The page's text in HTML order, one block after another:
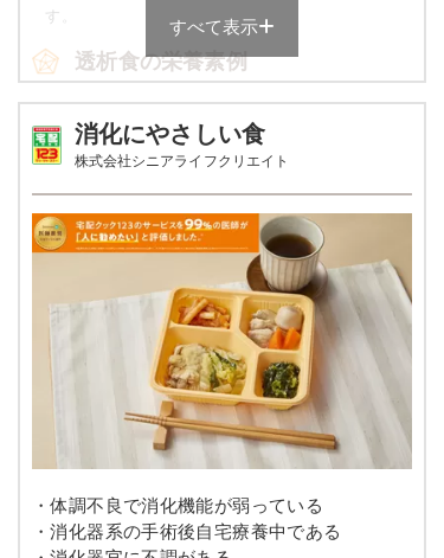
カリフラワーのマリネ
キャベツと干し海老のスパゲッティ
栄養素
エネルギー：589kcal、たんぱく質：13.7g、脂
質：17.8g、炭水化物：90.5g、ナトリウム：
738mg、カリウム：480mg、リン：178mg、食
塩相当量：1.9g
※メニューの補足
ご飯セットの栄養素です。お弁当献立の一例と
その栄養価のため、実際にご提供可能なメニュ
ーではないのでご注意ください。
す。
透析食の栄養素例
品数
カロリー 598～622kcal
塩分 2.0g未満
19.9～23.1ｇ
-
-
300㎎以下
カリウム 665㎎以下
コレステロール -
すべて表示
消化にやさしい食
株式会社シニアライフクリエイト
・体調不良で消化機能が弱っている
・消化器系の手術後自宅療養中である